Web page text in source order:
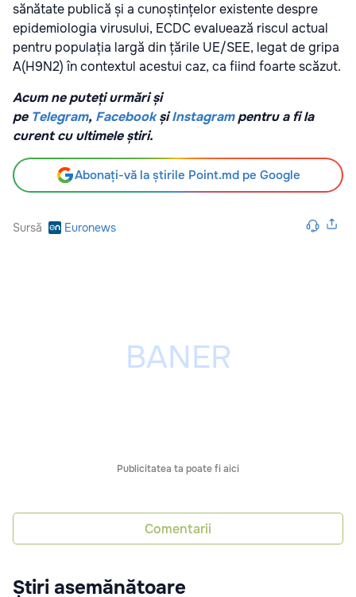
sănătate publică și a cunoștințelor existente despre
epidemiologia virusului, ECDC evaluează riscul actual
pentru populația largă din țările UE/SEE, legat de gripa
A(H9N2) în contextul acestui caz, ca fiind foarte scăzut.
Acum ne puteți urmări și
pe Telegram, Facebook șiInstagrampentru a fi la
curent cu ultimele știri.
Abonați-vă la știrile Point.md pe Google
Sursă Euronews
Publicitatea ta poate fi aici
Comentarii
Știri asemănătoare